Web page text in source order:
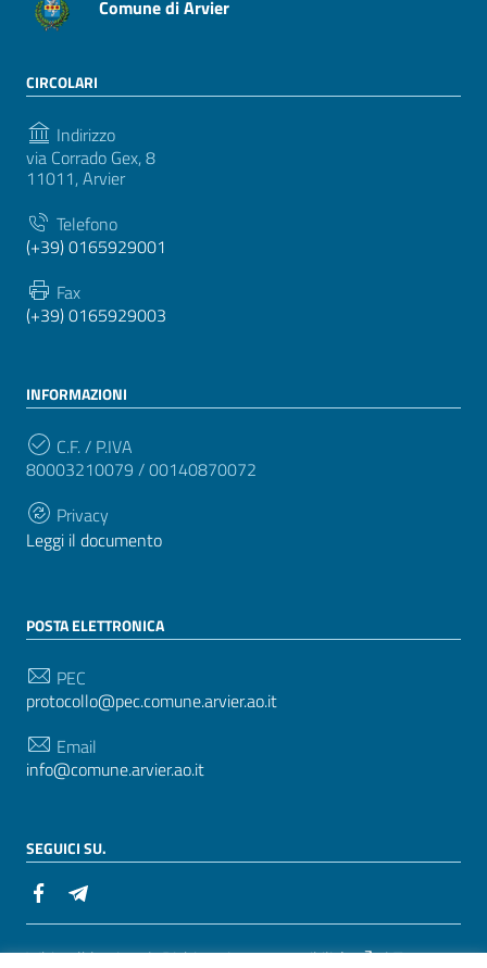
Comune di Arvier
CIRCOLARI
Indirizzo
via Corrado Gex, 8
11011, Arvier
Telefono
(+39) 0165929001
Fax
(+39) 0165929003
INFORMAZIONI
C.F. / P.IVA
80003210079 / 00140870072
Privacy
Leggi il documento
POSTA ELETTRONICA
PEC
protocollo@pec.comune.arvier.ao.it
Email
info@comune.arvier.ao.it
SEGUICI SU.
Sezione Link Utili
Whistelblowing | Dichiarazione accessibilità | Tema